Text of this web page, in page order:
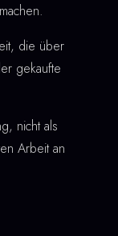
die über
gekaufte
nicht als
Arbeit an